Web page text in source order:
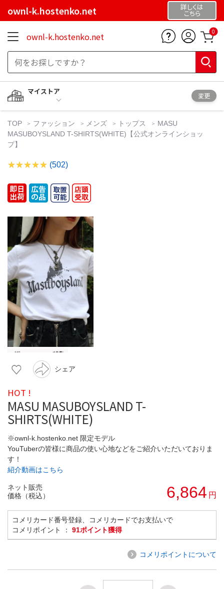
ownl-k.hostenko.net 詳しくは
こちら
ownl-k.hostenko.net 0
マイストア
変更
TOP ファッション メンズ トップス
MASU
MASUBOYSLAND T-SHIRTS(WHITE)【公式オンラインショッ
プ】
(502)
シェア
HOT !
MASU MASUBOYSLAND T-
SHIRTS(WHITE)
※ownl-k.hostenko.net 限定モデル
YouTuberの皆様に商品の使い心地などをご紹介いただいておりま
す！
紹介動画はこちら
ネット販売
価格（税込）
6,864 円
コメリカード番号登録、コメリカードでお支払いで
コメリポイント ： 91ポイント獲得
コメリポイントについて